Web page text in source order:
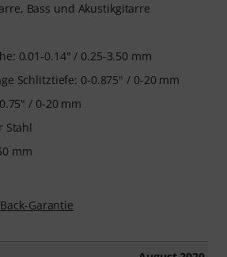
Bass und Akustikgitarre
0.01-0.14" / 0.25-3.50 mm
Schlitztiefe: 0-0.875" / 0-20 mm
/ 0-20 mm
Stahl
mm
Garantie